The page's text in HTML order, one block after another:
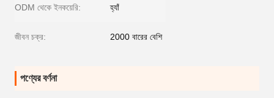
ODM থেকে ইনকয়েরি: হ্যাঁ
জীবন চক্র: 2000 বারের বেশি
পণ্যের বর্ণনা